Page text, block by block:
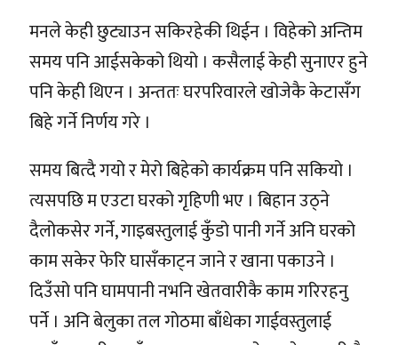
मनले केही छुट्याउन सकिरहेकी थिईन । विहेको अन्तिम
समय पनि आईसकेको थियो । कसैलाई केही सुनाएर हुने
पनि केही थिएन । अन्ततः घरपरिवारले खोजेकै केटासँग
बिहे गर्ने निर्णय गरे ।
समय बित्दै गयो र मेरो बिहेको कार्यक्रम पनि सकियो ।
त्यसपछि म एउटा घरको गृहिणी भए । बिहान उठ्ने
दैलोकसेर गर्ने, गाइबस्तुलाई कुँडो पानी गर्ने अनि घरको
काम सकेर फेरि घासँकाट्न जाने र खाना पकाउने ।
दिउँसो पनि घामपानी नभनि खेतवारीकै काम गरिरहनु
पर्ने । अनि बेलुका तल गोठमा बाँधेका गाईवस्तुलाई